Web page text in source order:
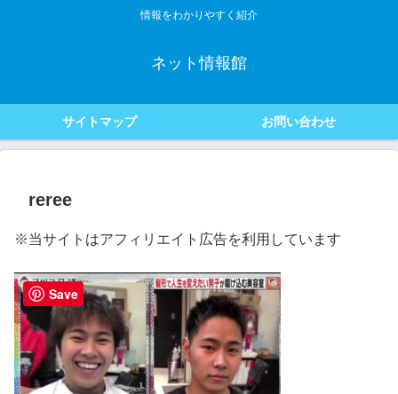
情報をわかりやすく紹介
ネット情報館
サイトマップ お問い合わせ
reree
※当サイトはアフィリエイト広告を利用しています
Save